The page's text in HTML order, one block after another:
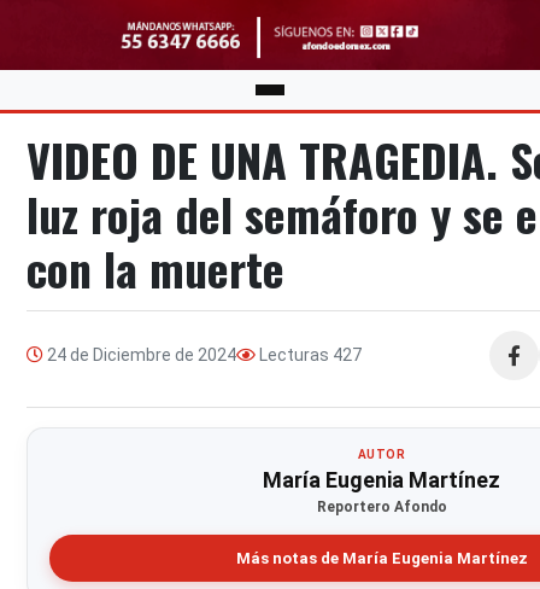
VIDEO DE UNA TRAGEDIA.
luz roja del semáforo y se
con la muerte
24 de Diciembre de 2024 Lecturas 427
AUTOR
María Eugenia Martínez
Reportero Afondo
Más notas de María Eugenia Martínez